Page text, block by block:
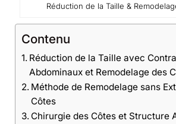
Réduction de la Taille &
Contenu
Réduction de la Taille avec
Abdominaux et Remodelage des
Méthode de Remodelage sans
Côtes
Chirurgie des Côtes et Structure